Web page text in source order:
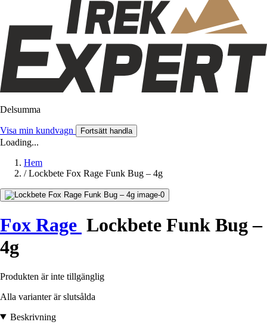
Delsumma
Visa min kundvagn Fortsätt handla
Loading...
Hem
/ Lockbete Fox Rage Funk Bug – 4g
Fox Rage Lockbete Funk Bug –
4g
Produkten är inte tillgänglig
Alla varianter är slutsålda
Beskrivning